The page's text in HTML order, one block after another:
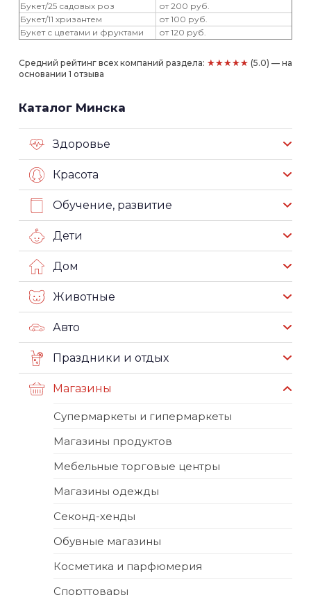
Букет/25 садовых роз
от 200 руб.
Букет/11 хризантем
от 100 руб.
Букет с цветами и фруктами
от 120 руб.
Средний рейтинг всех компаний раздела: ★★★★★ (5.0) — на
основании 1 отзыва
Каталог Минска
Здоровье
Красота
Обучение, развитие
Дети
Дом
Животные
Авто
Праздники и отдых
Магазины
Супермаркеты и гипермаркеты
Магазины продуктов
Мебельные торговые центры
Магазины одежды
Секонд-хенды
Обувные магазины
Косметика и парфюмерия
Спорттовары